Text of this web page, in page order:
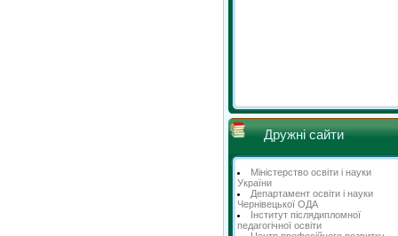
Дружні сайти
Міністерство освіти і науки
України
Департамент освіти і науки
Чернівецької ОДА
Інститут післядипломної
педагогічної освіти